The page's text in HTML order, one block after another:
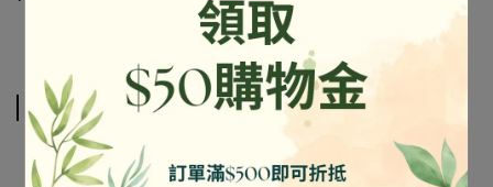
相關商品